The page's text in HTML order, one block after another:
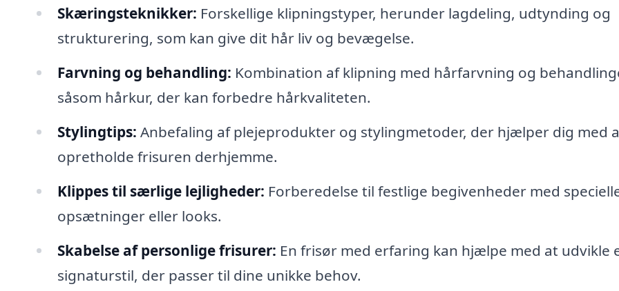
Skæringsteknikker: Forskellige klipningstyper, herunder lagdeling, udtynding og
strukturering, som kan give dit hår liv og bevægelse.
Farvning og behandling: Kombination af klipning med hårfarvning og
såsom hårkur, der kan forbedre hårkvaliteten.
Stylingtips: Anbefaling af plejeprodukter og stylingmetoder, der hjælper dig med
opretholde frisuren derhjemme.
Klippes til særlige lejligheder: Forberedelse til festlige begivenheder med
opsætninger eller looks.
Skabelse af personlige frisurer: En frisør med erfaring kan hjælpe med at udvikle
signaturstil, der passer til dine unikke behov.